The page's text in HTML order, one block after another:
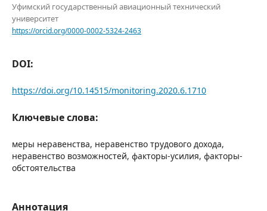
Уфимский государственный авиационный технический
университет
https://orcid.org/0000-0002-5324-2463
DOI:
https://doi.org/10.14515/monitoring.2020.6.1710
Ключевые слова:
меры неравенства, неравенство трудового дохода,
неравенство возможностей, факторы-усилия, факторы-
обстоятельства
Аннотация